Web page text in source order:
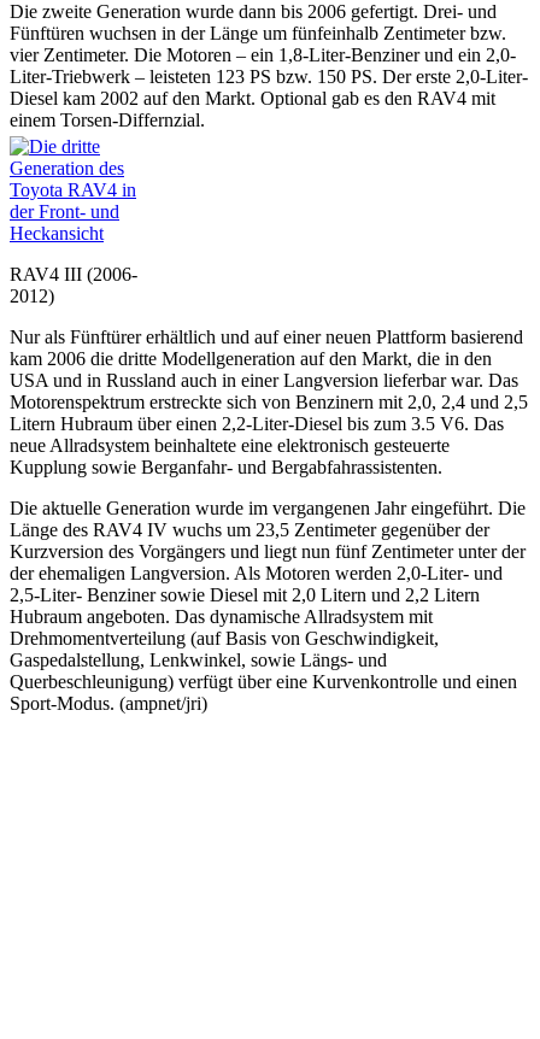
Die zweite Generation wurde dann bis 2006 gefertigt. Drei- und
Fünftüren wuchsen in der Länge um fünfeinhalb Zentimeter bzw.
vier Zentimeter. Die Motoren – ein 1,8-Liter-Benziner und ein 2,0-
Liter-Triebwerk – leisteten 123 PS bzw. 150 PS. Der erste 2,0-Liter-
Diesel kam 2002 auf den Markt. Optional gab es den RAV4 mit
einem Torsen-Differnzial.
RAV4 III (2006-
2012)
Nur als Fünftürer erhältlich und auf einer neuen Plattform basierend
kam 2006 die dritte Modellgeneration auf den Markt, die in den
USA und in Russland auch in einer Langversion lieferbar war. Das
Motorenspektrum erstreckte sich von Benzinern mit 2,0, 2,4 und 2,5
Litern Hubraum über einen 2,2-Liter-Diesel bis zum 3.5 V6. Das
neue Allradsystem beinhaltete eine elektronisch gesteuerte
Kupplung sowie Berganfahr- und Bergabfahrassistenten.
Die aktuelle Generation wurde im vergangenen Jahr eingeführt. Die
Länge des RAV4 IV wuchs um 23,5 Zentimeter gegenüber der
Kurzversion des Vorgängers und liegt nun fünf Zentimeter unter der
der ehemaligen Langversion. Als Motoren werden 2,0-Liter- und
2,5-Liter- Benziner sowie Diesel mit 2,0 Litern und 2,2 Litern
Hubraum angeboten. Das dynamische Allradsystem mit
Drehmomentverteilung (auf Basis von Geschwindigkeit,
Gaspedalstellung, Lenkwinkel, sowie Längs- und
Querbeschleunigung) verfügt über eine Kurvenkontrolle und einen
Sport-Modus. (ampnet/jri)